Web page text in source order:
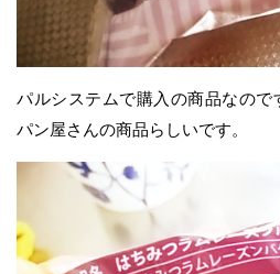
パルシステムで購入の商品なので
パン屋さんの商品らしいです。